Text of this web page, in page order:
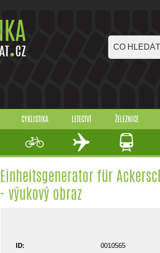
CYKLISTIKA LETECTVÍ ŽELEZNICE
Einheitsgenerator für
- výukový obraz
ID:
0010565